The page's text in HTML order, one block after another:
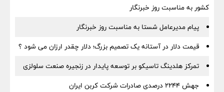
کشور به مناسبت روز خبرنگار
پیام مدیرعامل شستا به مناسبت روز خبرنگار
قیمت دلار در آستانه یک تصمیم بزرگ؛ دلار چقدر ارزان می شود ؟
تمرکز هلدینگ تاسیکو بر توسعه پایدار در زنجیره صنعت سلولزی
جهش ۲۲۴۴ درصدی صادرات شرکت کربن ایران